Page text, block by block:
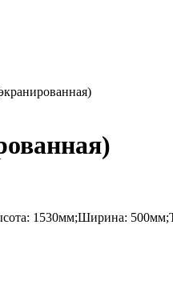
1530мм;Ширина: